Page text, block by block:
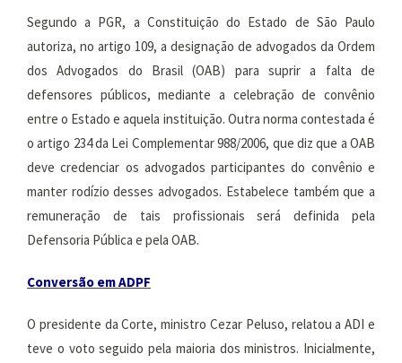
Segundo a PGR, a Constituição do Estado de São Paulo
autoriza, no artigo 109, a designação de advogados da Ordem
dos Advogados do Brasil (OAB) para suprir a falta de
defensores públicos, mediante a celebração de convênio
entre o Estado e aquela instituição. Outra norma contestada é
o artigo 234 da Lei Complementar 988/2006, que diz que a OAB
deve credenciar os advogados participantes do convênio e
manter rodízio desses advogados. Estabelece também que a
remuneração de tais profissionais será definida pela
Defensoria Pública e pela OAB.
Conversão em ADPF
O presidente da Corte, ministro Cezar Peluso, relatou a ADI e
teve o voto seguido pela maioria dos ministros. Inicialmente,